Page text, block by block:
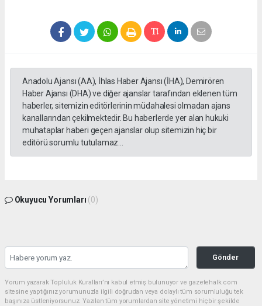
Anadolu Ajansı (AA), İhlas Haber Ajansı (İHA), Demirören
Haber Ajansı (DHA) ve diğer ajanslar tarafından eklenen tüm
haberler, sitemizin editörlerinin müdahalesi olmadan ajans
kanallarından çekilmektedir. Bu haberlerde yer alan hukuki
muhataplar haberi geçen ajanslar olup sitemizin hiç bir
editörü sorumlu tutulamaz...
Okuyucu Yorumları (0)
Gönder
Yorum yazarak Topluluk Kuralları’nı kabul etmiş bulunuyor ve gazetehalk.com
sitesine yaptığınız yorumunuzla ilgili doğrudan veya dolaylı tüm sorumluluğu tek
başınıza üstleniyorsunuz. Yazılan tüm yorumlardan site yönetimi hiçbir şekilde